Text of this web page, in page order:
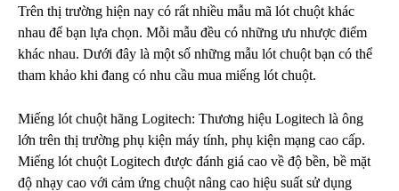
Trên thị trường hiện nay có rất nhiều mẫu mã lót chuột khác
nhau để bạn lựa chọn. Mỗi mẫu đều có những ưu nhược điểm
khác nhau. Dưới đây là một số những mẫu lót chuột bạn có thể
tham khảo khi đang có nhu cầu mua miếng lót chuột.
Miếng lót chuột hãng Logitech: Thương hiệu Logitech là ông
lớn trên thị trường phụ kiện máy tính, phụ kiện mạng cao cấp.
Miếng lót chuột Logitech được đánh giá cao về độ bền, bề mặt
độ nhạy cao với cảm ứng chuột nâng cao hiệu suất sử dụng